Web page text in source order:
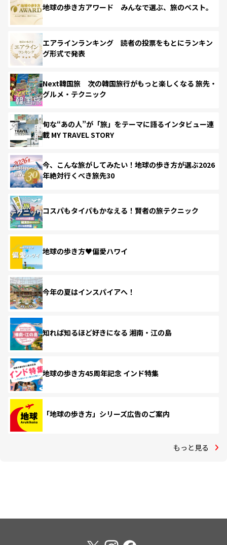
地球の歩き方アワード みんなで選ぶ、旅のベスト。
エアラインランキング 読者の投票をもとにランキン
グ形式で発表
Next韓国旅 次の韓国旅行がもっと楽しくなる 旅先・
グルメ・テクニック
旬な“あの人”が「旅」をテーマに語るインタビュー連
載 MY TRAVEL STORY
今、こんな旅がしてみたい！地球の歩き方が選ぶ2026
年絶対行くべき旅先30
コスパもタイパもかなえる！賢者の旅テクニック
地球の歩き方♥偏愛ハワイ
今年の夏はインスパイアへ！
知れば知るほど好きになる 湘南・江の島
地球の歩き方45周年記念 インド特集
「地球の歩き方」シリーズ広告のご案内
もっと見る